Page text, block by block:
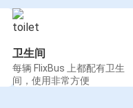
卫生间
每辆 FlixBus 上都配有卫生
间，使用非常方便